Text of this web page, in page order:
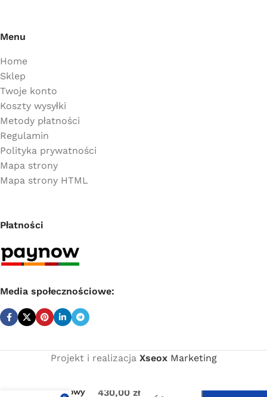
Menu
Home
Sklep
Twoje konto
Koszty wysyłki
Metody płatności
Regulamin
Polityka prywatności
Mapa strony
Mapa strony HTML
Płatności
Media społecznościowe:
Projekt i realizacja XseoxMarketing
pływakowy
Cena
430,00 zł